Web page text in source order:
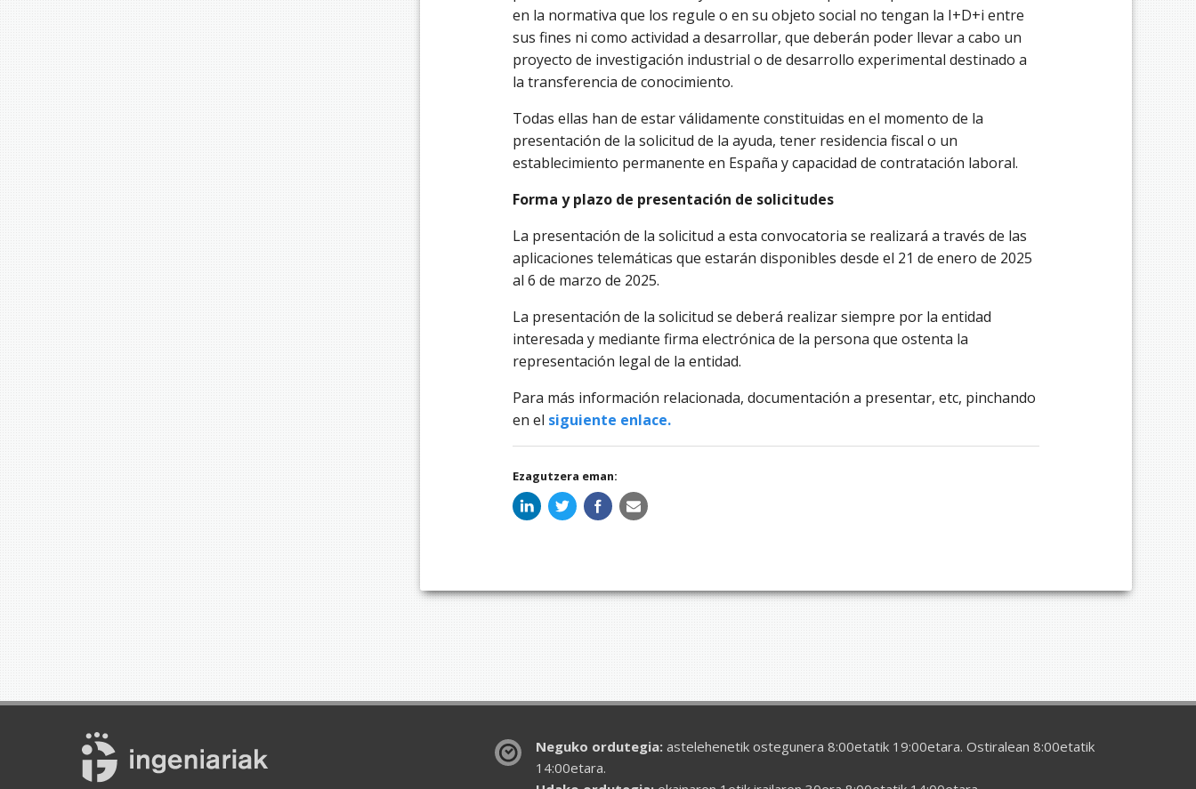
en la normativa que los regule o en su objeto social no tengan la I+D+i entre
sus fines ni como actividad a desarrollar, que deberán poder llevar a cabo un
proyecto de investigación industrial o de desarrollo experimental destinado a
la transferencia de conocimiento.
Todas ellas han de estar válidamente constituidas en el momento de la
presentación de la solicitud de la ayuda, tener residencia fiscal o un
establecimiento permanente en España y capacidad de contratación laboral.
Forma y plazo de presentación de solicitudes
La presentación de la solicitud a esta convocatoria se realizará a través de las
aplicaciones telemáticas que estarán disponibles desde el 21 de enero de 2025
al 6 de marzo de 2025.
La presentación de la solicitud se deberá realizar siempre por la entidad
interesada y mediante firma electrónica de la persona que ostenta la
representación legal de la entidad.
Para más información relacionada, documentación a presentar, etc, pinchando
en el siguiente enlace.
Ezagutzera eman:
Neguko ordutegia:astelehenetik ostegunera 8:00etatik 19:00etara. Ostiralean 8:00etatik
14:00etara.